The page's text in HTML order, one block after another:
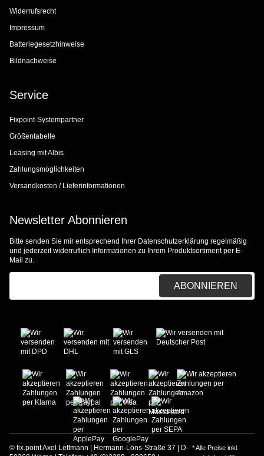
Widerrufsrecht
Impressum
Batteriegesetzhinweise
Bildnachweise
Service
Fixpoint-Systempartner
Größentabelle
Leasing mit Albis
Zahlungsmöglichkeiten
Versandkosten / Lieferinformationen
Newsletter Abonnieren
Bitte senden Sie mir entsprechend Ihrer Datenschutzerklärung regelmäßig
und jederzeit widerruflich Informationen zu Ihrem Produktsortiment per E-
Mail zu.
ABONNIEREN
© fix.point Axel Lettmann | Hermann-Löns-Straße 37 | D- * Alle Preise inkl.